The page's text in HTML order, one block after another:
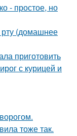
- простое, но
рту (домашнее
приготовить
с курицей и
тоже так.